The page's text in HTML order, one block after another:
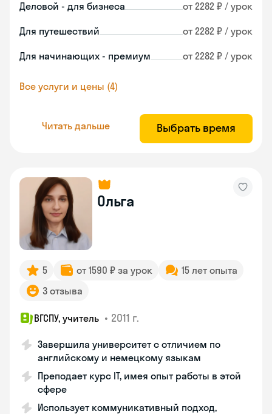
Деловой - для бизнеса от 2282 ₽ / урок
Для путешествий от 2282 ₽ / урок
Для начинающих - премиум от 2282 ₽ / урок
Все услуги и цены (4)
Читать дальше Выбрать время
Ольга
5 от 1590 ₽ за урок
15 лет опыта
3 отзыва
ВГСПУ, учитель • 2011 г.
Завершила университет с отличием по
английскому и немецкому языкам
Преподает курс IT, имея опыт работы в этой
сфере
Использует коммуникативный подход,